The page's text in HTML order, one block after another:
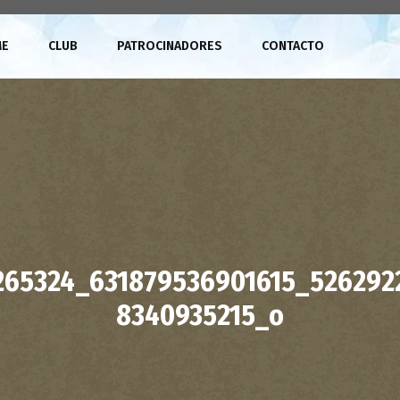
CLUB PATROCINADORES CONTACTO
8340935215_o